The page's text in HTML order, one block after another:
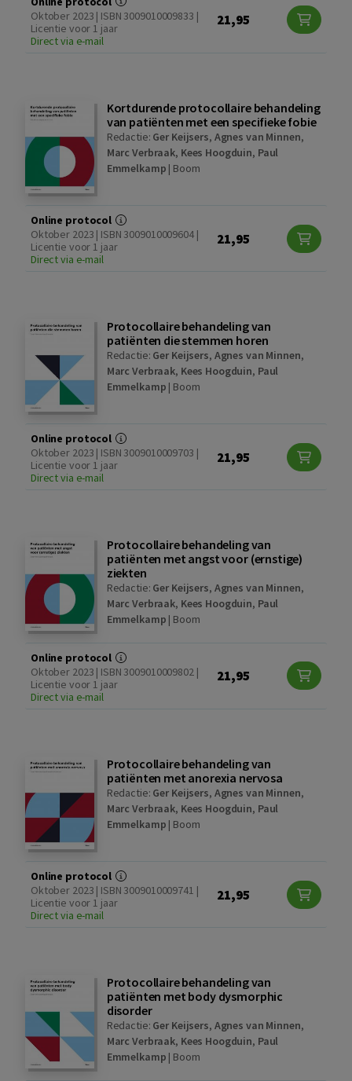
Oktober 2023 | ISBN 3009010009833 |
Licentie voor 1 jaar
Direct via e-mail
21,95
Kortdurende protocollaire behandeling
van patiënten met een specifieke fobie
Redactie: Ger Keijsers, Agnes van Minnen,
Marc Verbraak, Kees Hoogduin, Paul
Emmelkamp | Boom
Online protocol
Oktober 2023 | ISBN 3009010009604 |
Licentie voor 1 jaar
Direct via e-mail
21,95
Protocollaire behandeling van
patiënten die stemmen horen
Redactie: Ger Keijsers, Agnes van Minnen,
Marc Verbraak, Kees Hoogduin, Paul
Emmelkamp | Boom
Online protocol
Oktober 2023 | ISBN 3009010009703 |
Licentie voor 1 jaar
Direct via e-mail
21,95
Protocollaire behandeling van
patiënten met angst voor (ernstige)
ziekten
Redactie: Ger Keijsers, Agnes van Minnen,
Marc Verbraak, Kees Hoogduin, Paul
Emmelkamp | Boom
Online protocol
Oktober 2023 | ISBN 3009010009802 |
Licentie voor 1 jaar
Direct via e-mail
21,95
Protocollaire behandeling van
patiënten met anorexia nervosa
Redactie: Ger Keijsers, Agnes van Minnen,
Marc Verbraak, Kees Hoogduin, Paul
Emmelkamp | Boom
Online protocol
Oktober 2023 | ISBN 3009010009741 |
Licentie voor 1 jaar
Direct via e-mail
21,95
Protocollaire behandeling van
patiënten met body dysmorphic
disorder
Redactie: Ger Keijsers, Agnes van Minnen,
Marc Verbraak, Kees Hoogduin, Paul
Emmelkamp | Boom